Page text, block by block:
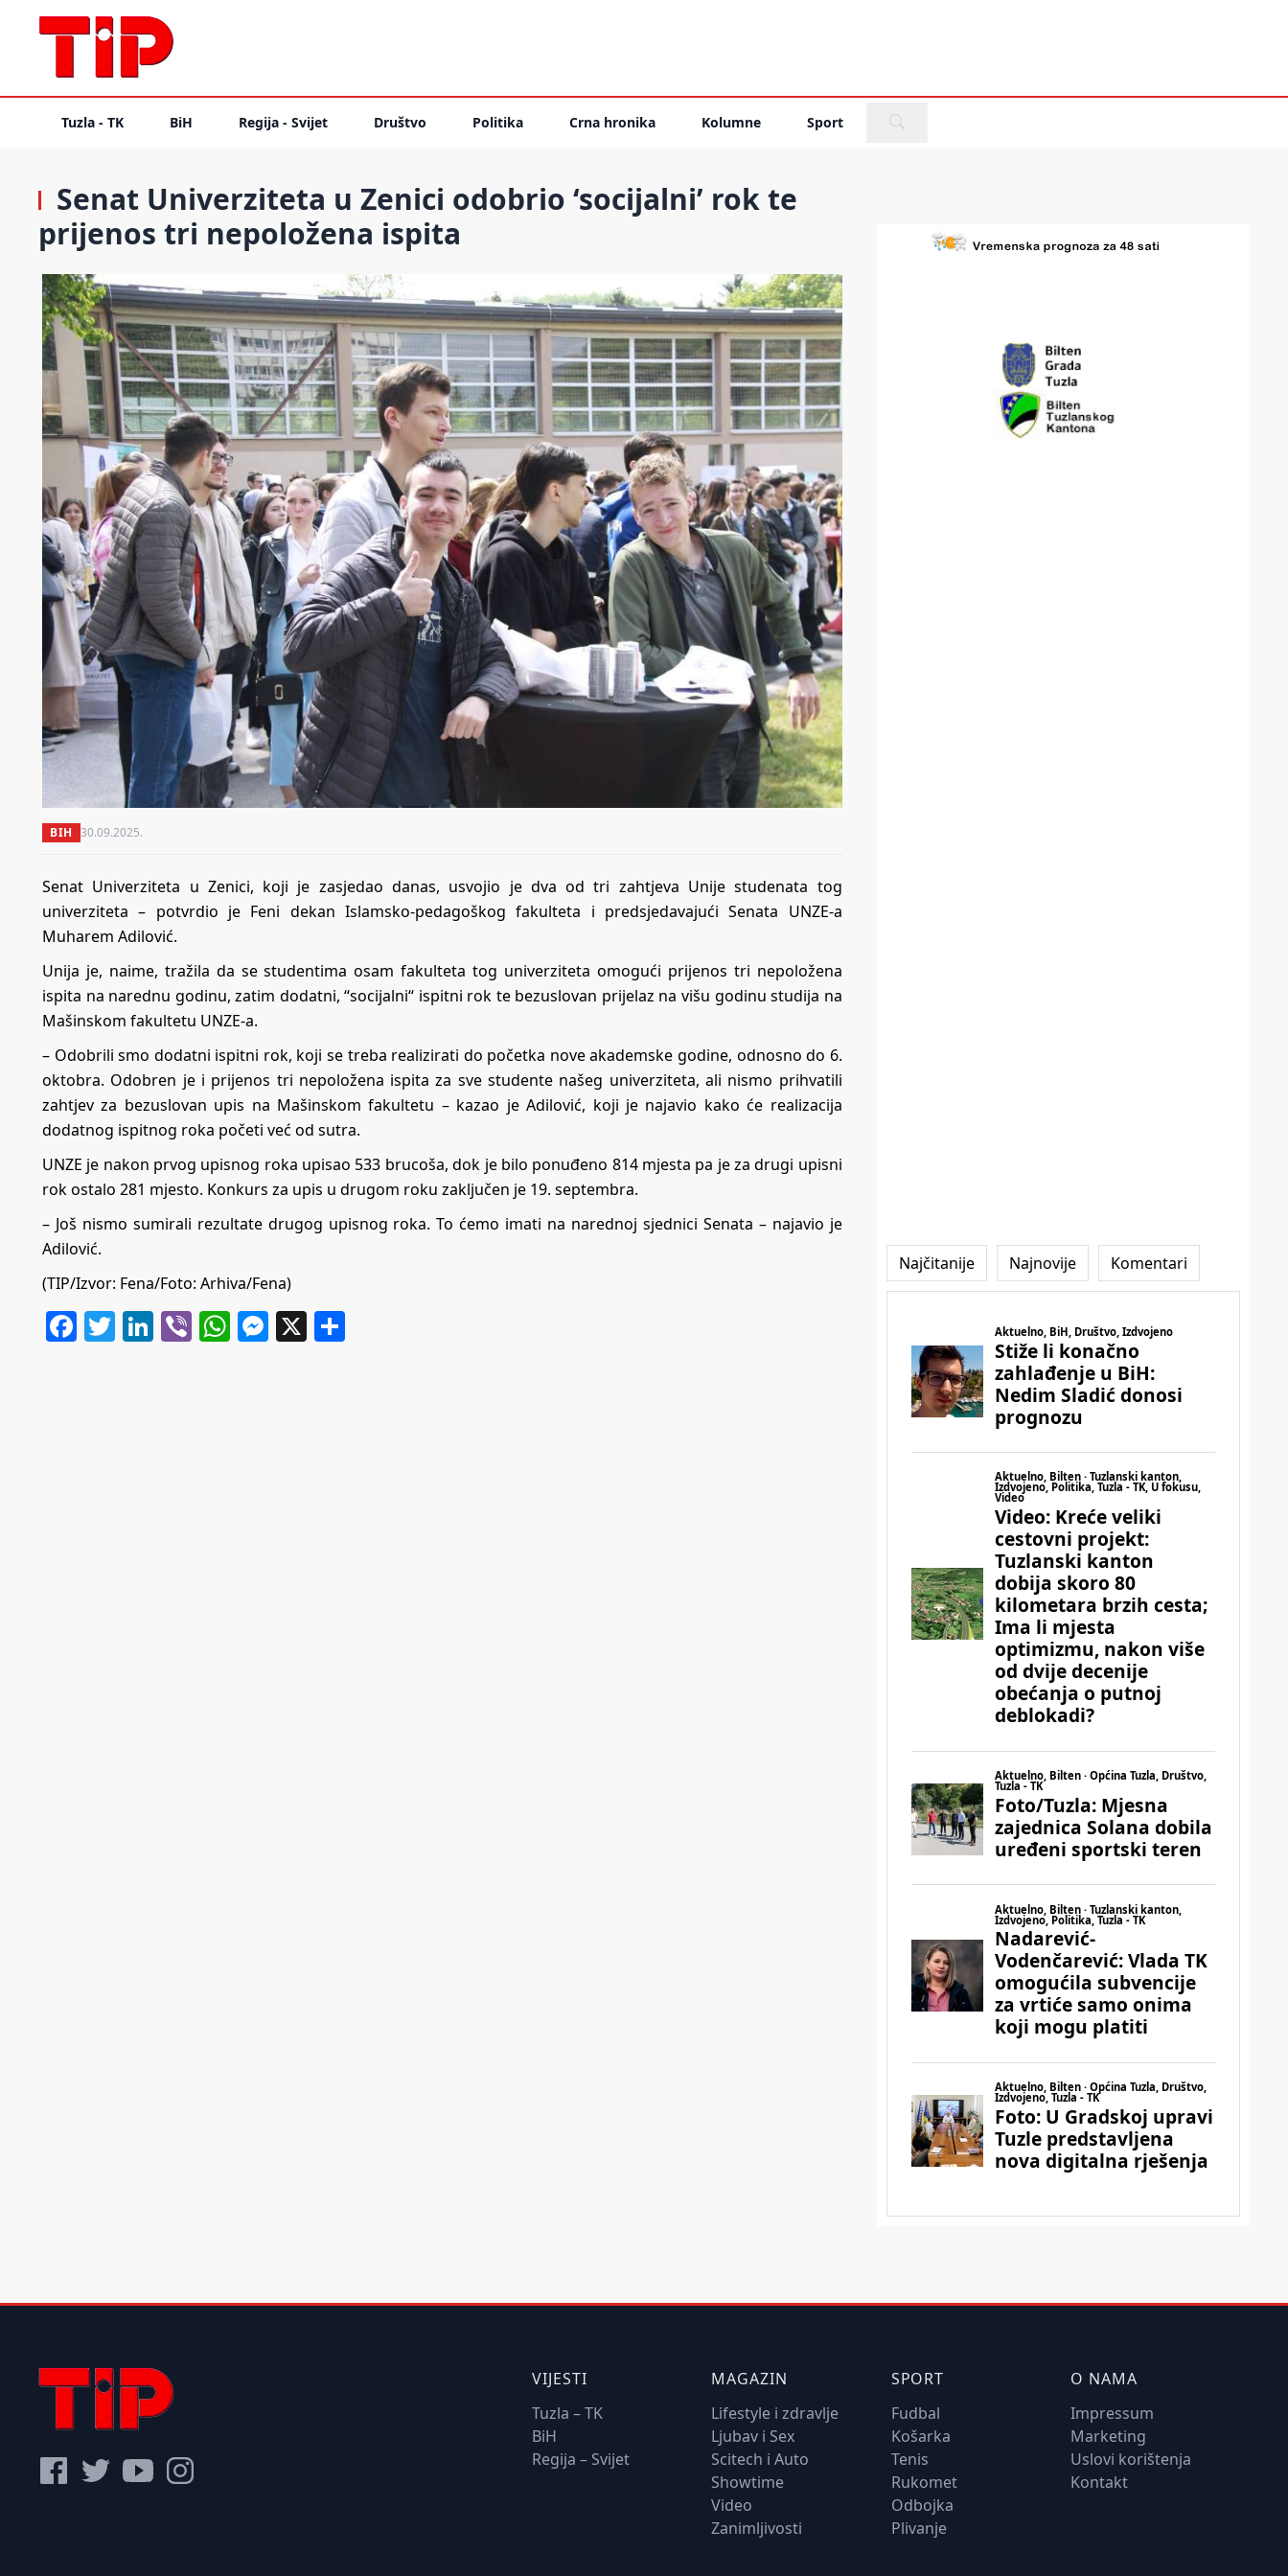
Tuzla - TK BiH Regija - Svijet Društvo Politika Crna hronika Kolumne Sport
Senat Univerziteta u Zenici odobrio ‘socijalni’ rok te
prijenos tri nepoložena ispita
BIH 30.09.2025.
Senat Univerziteta u Zenici, koji je zasjedao danas, usvojio je dva od tri zahtjeva Unije studenata tog
univerziteta – potvrdio je Feni dekan Islamsko-pedagoškog fakulteta i predsjedavajući Senata UNZE-a
Muharem Adilović.
Unija je, naime, tražila da se studentima osam fakulteta tog univerziteta omogući prijenos tri nepoložena
ispita na narednu godinu, zatim dodatni, “socijalni“ ispitni rok te bezuslovan prijelaz na višu godinu studija na
Mašinskom fakultetu UNZE-a.
– Odobrili smo dodatni ispitni rok, koji se treba realizirati do početka nove akademske godine, odnosno do 6.
oktobra. Odobren je i prijenos tri nepoložena ispita za sve studente našeg univerziteta, ali nismo prihvatili
zahtjev za bezuslovan upis na Mašinskom fakultetu – kazao je Adilović, koji je najavio kako će realizacija
dodatnog ispitnog roka početi već od sutra.
UNZE je nakon prvog upisnog roka upisao 533 brucoša, dok je bilo ponuđeno 814 mjesta pa je za drugi upisni
rok ostalo 281 mjesto. Konkurs za upis u drugom roku zaključen je 19. septembra.
– Još nismo sumirali rezultate drugog upisnog roka. To ćemo imati na narednoj sjednici Senata – najavio je
Adilović.
(TIP/Izvor: Fena/Foto: Arhiva/Fena)
Facebook
Twitter
LinkedIn
ViberWhatsApp
Messenger
X
Najčitanije Najnovije Komentari
VIJESTI
Tuzla – TK
BiH
Regija – Svijet
MAGAZIN
Lifestyle i zdravlje
Ljubav i Sex
Scitech i Auto
Showtime
Video
Zanimljivosti
SPORT
Fudbal
Košarka
Tenis
Rukomet
Odbojka
Plivanje
O NAMA
Impressum
Marketing
Uslovi korištenja
Kontakt